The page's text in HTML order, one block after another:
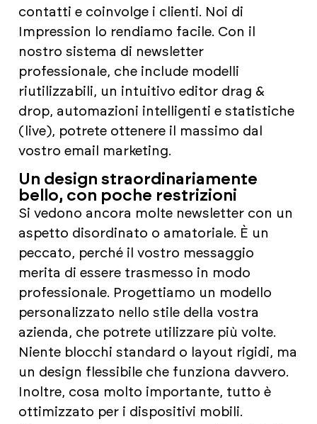
contatti e coinvolge i clienti. Noi di
Impression lo rendiamo facile. Con il
nostro sistema di newsletter
professionale, che include modelli
riutilizzabili, un intuitivo editor drag &
drop, automazioni intelligenti e statistiche
(live), potrete ottenere il massimo dal
vostro email marketing.
Un design straordinariamente
bello, con poche restrizioni
Si vedono ancora molte newsletter con un
aspetto disordinato o amatoriale. È un
peccato, perché il vostro messaggio
merita di essere trasmesso in modo
professionale. Progettiamo un modello
personalizzato nello stile della vostra
azienda, che potrete utilizzare più volte.
Niente blocchi standard o layout rigidi, ma
un design flessibile che funziona davvero.
Inoltre, cosa molto importante, tutto è
ottimizzato per i dispositivi mobili.